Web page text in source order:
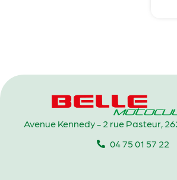
Avenue Kennedy - 2 rue Pasteur,
04 75 01 57 22